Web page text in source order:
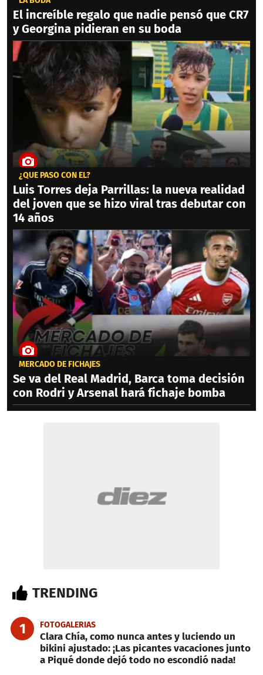
El increíble regalo que nadie pensó que CR7
y Georgina pidieran en su boda
¿QUÉ PASÓ CON ÉL?
Luis Torres deja Parrillas: la nueva realidad
del joven que se hizo viral tras debutar con
14 años
MERCADO DE FICHAJES
Se va del Real Madrid, Barca toma decisión
con Rodri y Arsenal hará fichaje bomba
TRENDING
1 FOTOGALERIAS
Clara Chía, como nunca antes y luciendo un
bikini ajustado: ¡Las picantes vacaciones junto
a Piqué donde dejó todo no escondió nada!